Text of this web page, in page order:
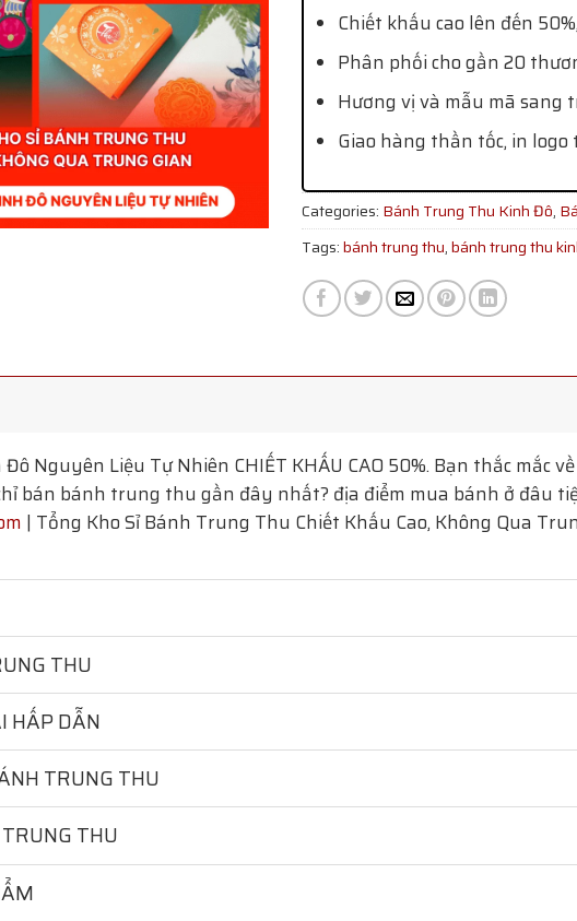
Chiết khấu cao lên đến
Phân phối cho gần 20
Hương vị và mẫu mã sang
Giao hàng thần tốc, in logo
Categories: Bánh Trung Thu Kinh Đô,
Tags:bánh trung thu,bánh trung thu
Nguyên Liệu Tự Nhiên CHIẾT KHẤU CAO 50%. Bạn thắc mắc
bán bánh trung thu gần đây nhất? địa điểm mua bánh ở đâu
| Tổng Kho Sỉ Bánh Trung Thu Chiết Khấu Cao, Không Qua
THU
HẤP DẪN
TRUNG THU
THU